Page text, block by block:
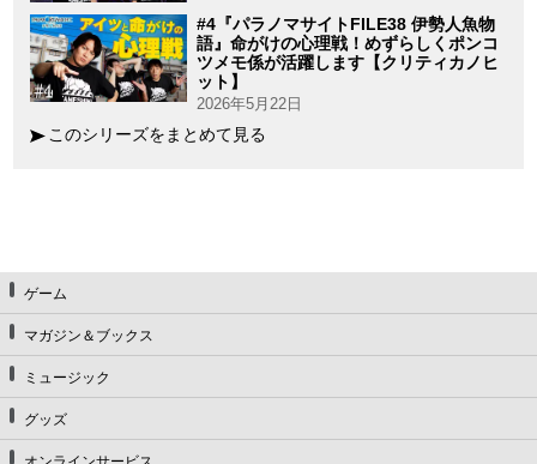
#4『パラノマサイトFILE38 伊勢人魚物
語』命がけの心理戦！めずらしくポンコ
ツメモ係が活躍します【クリティカノヒ
ット】
2026年5月22日
このシリーズをまとめて見る
ゲーム
マガジン＆ブックス
ミュージック
グッズ